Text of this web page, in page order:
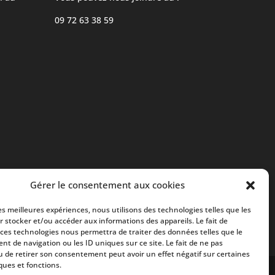
Gérer le consentement aux cookies
meilleures expériences, nous utilisons des technologies telles que les
stocker et/ou accéder aux informations des appareils. Le fait de
technologies nous permettra de traiter des données telles que le
de navigation ou les ID uniques sur ce site. Le fait de ne pas
de retirer son consentement peut avoir un effet négatif sur certaines
et fonctions.
09 72 63 38 59